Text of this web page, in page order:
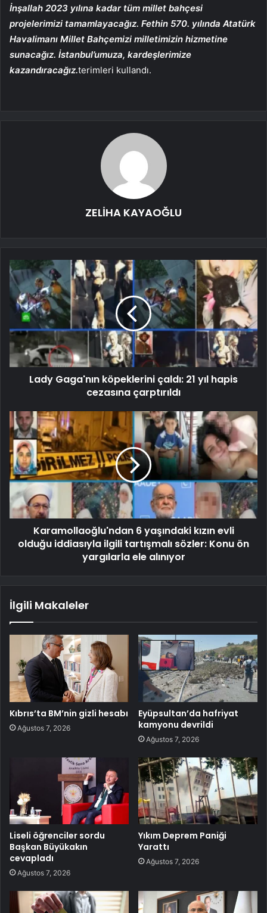
İnşallah 2023 yılına kadar tüm millet bahçesi
projelerimizi tamamlayacağız. Fethin 570. yılında Atatürk
Havalimanı Millet Bahçemizi milletimizin hizmetine
sunacağız. İstanbul’umuza, kardeşlerimize
kazandıracağız.terimleri kullandı.
ZELİHA KAYAOĞLU
Lady Gaga'nın köpeklerini çaldı: 21 yıl hapis
cezasına çarptırıldı
Karamollaoğlu'ndan 6 yaşındaki kızın evli
olduğu iddiasıyla ilgili tartışmalı sözler: Konu ön
yargılarla ele alınıyor
İlgili Makaleler
Kıbrıs’ta BM’nin gizli hesabı
Ağustos 7, 2026
Eyüpsultan’da hafriyat
kamyonu devrildi
Ağustos 7, 2026
Liseli öğrenciler sordu
Başkan Büyükakın
cevapladı
Ağustos 7, 2026
Yıkım Deprem Paniği
Yarattı
Ağustos 7, 2026